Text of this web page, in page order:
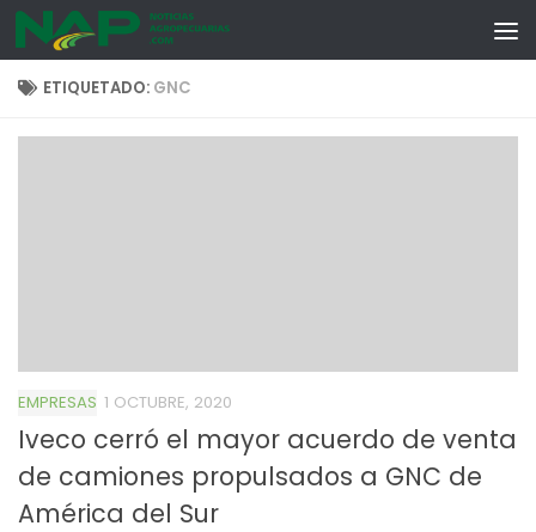
Skip to content
ETIQUETADO: GNC
EMPRESAS 1 OCTUBRE, 2020
Iveco cerró el mayor acuerdo de venta
de camiones propulsados a GNC de
América del Sur